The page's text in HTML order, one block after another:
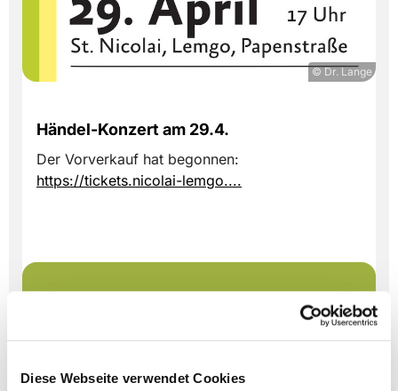
Diese Webseite verwendet Cookies
© Dr. Lange
Händel-Konzert am 29.4.
Der Vorverkauf hat begonnen:
https://tickets.nicolai-lemgo....
Dies könnte Sie auch
interessieren